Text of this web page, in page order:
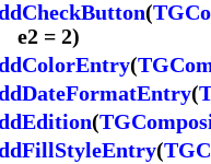
(
e2 = 2)
(
(
(
(